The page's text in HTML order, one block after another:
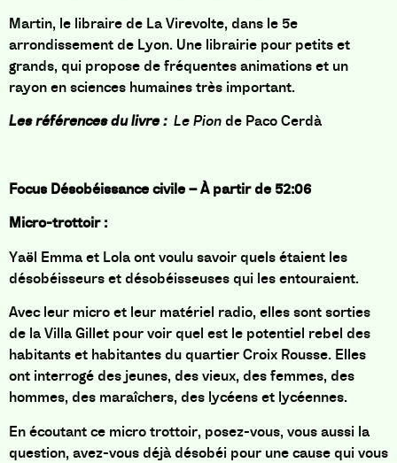
Martin, le libraire de La Virevolte, dans le 5e
arrondissement de Lyon. Une librairie pour petits et
grands, qui propose de fréquentes animations et un
rayon en sciences humaines très important.
Les références du livre : Le Pion de Paco Cerdà
Focus Désobéissance civile –À partir de 52:06
Micro-trottoir :
Yaël Emma et Lola ont voulu savoir quels étaient les
désobéisseurs et désobéisseuses qui les entouraient.
Avec leur micro et leur matériel radio, elles sont sorties
de la Villa Gillet pour voir quel est le potentiel rebel des
habitants et habitantes du quartier Croix Rousse. Elles
ont interrogé des jeunes, des vieux, des femmes, des
hommes, des maraîchers, des lycéens et lycéennes.
En écoutant ce micro trottoir, posez-vous, vous aussi la
question, avez-vous déjà désobéi pour une cause qui vous